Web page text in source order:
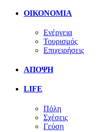
ΟΙΚΟΝΟΜΙΑ
Ενέργεια
Τουρισμός
Επιχειρήσεις
ΑΠΟΨΗ
LIFE
Πόλη
Σχέσεις
Γεύση